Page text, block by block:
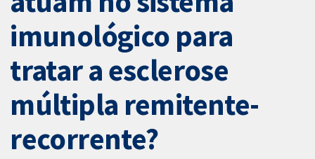
imunológico para
tratar a esclerose
múltipla remitente-
recorrente?